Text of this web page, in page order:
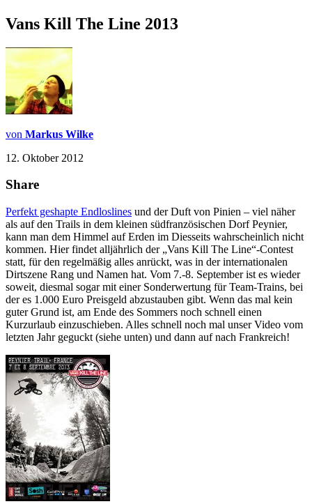
Vans Kill The Line 2013
von Markus Wilke
12. Oktober 2012
Share
Perfekt geshapte Endloslines und der Duft von Pinien – viel näher
als auf den Trails in dem kleinen südfranzösischen Dorf Peynier,
kann man dem Himmel auf Erden im Diesseits wahrscheinlich nicht
kommen. Hier findet alljährlich der „Vans Kill The Line“-Contest
statt, für den regelmäßig alles anrückt, was in der internationalen
Dirtszene Rang und Namen hat. Vom 7.-8. September ist es wieder
soweit, diesmal sogar mit einer Sonderwertung für Team-Trains, bei
der es 1.000 Euro Preisgeld abzustauben gibt. Wenn das mal kein
guter Grund ist, am Ende des Sommers noch schnell einen
Kurzurlaub einzuschieben. Alles schnell noch mal unser Video vom
letzten Jahr geguckt (siehe unten) und dann auf nach Frankreich!